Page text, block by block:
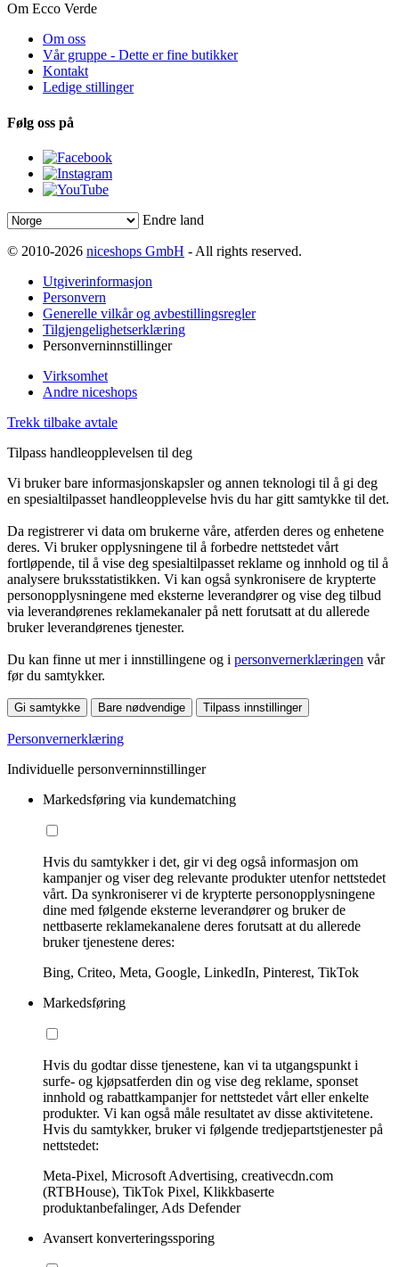
Om Ecco Verde
Om oss
Vår gruppe - Dette er fine butikker
Kontakt
Ledige stillinger
Følg oss på
Endre land
© 2010-2026 niceshops GmbH - All rights reserved.
Utgiverinformasjon
Personvern
Generelle vilkår og avbestillingsregler
Tilgjengelighetserklæring
Personverninnstillinger
Virksomhet
Andre niceshops
Trekk tilbake avtale
Tilpass handleopplevelsen til deg
Vi bruker bare informasjonskapsler og annen teknologi til å gi deg
en spesialtilpasset handleopplevelse hvis du har gitt samtykke til det.
Da registrerer vi data om brukerne våre, atferden deres og enhetene
deres. Vi bruker opplysningene til å forbedre nettstedet vårt
fortløpende, til å vise deg spesialtilpasset reklame og innhold og til å
analysere bruksstatistikken. Vi kan også synkronisere de krypterte
personopplysningene med eksterne leverandører og vise deg tilbud
via leverandørenes reklamekanaler på nett forutsatt at du allerede
bruker leverandørenes tjenester.
Du kan finne ut mer i innstillingene og i personvernerklæringen vår
før du samtykker.
Gi samtykke Bare nødvendige Tilpass innstillinger
Personvernerklæring
Individuelle personverninnstillinger
Markedsføring via kundematching
Hvis du samtykker i det, gir vi deg også informasjon om
kampanjer og viser deg relevante produkter utenfor nettstedet
vårt. Da synkroniserer vi de krypterte personopplysningene
dine med følgende eksterne leverandører og bruker de
nettbaserte reklamekanalene deres forutsatt at du allerede
bruker tjenestene deres:
Bing, Criteo, Meta, Google, LinkedIn, Pinterest, TikTok
Markedsføring
Hvis du godtar disse tjenestene, kan vi ta utgangspunkt i
surfe- og kjøpsatferden din og vise deg reklame, sponset
innhold og rabattkampanjer for nettstedet vårt eller enkelte
produkter. Vi kan også måle resultatet av disse aktivitetene.
Hvis du samtykker, bruker vi følgende tredjepartstjenester på
nettstedet:
Meta-Pixel, Microsoft Advertising, creativecdn.com
(RTBHouse), TikTok Pixel, Klikkbaserte
produktanbefalinger, Ads Defender
Avansert konverteringssporing